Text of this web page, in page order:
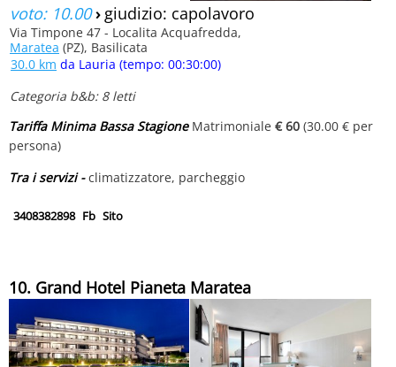
voto: 10.00› giudizio: capolavoro
Via Timpone 47 - Localita Acquafredda,
Maratea (PZ), Basilicata
30.0 km da Lauria (tempo: 00:30:00)
Categoria b&b: 8 letti
Tariffa Minima Bassa StagioneMatrimoniale € 60 (30.00 € per
persona)
Tra i servizi -climatizzatore, parcheggio
3408382898 Fb Sito
10. Grand Hotel Pianeta Maratea